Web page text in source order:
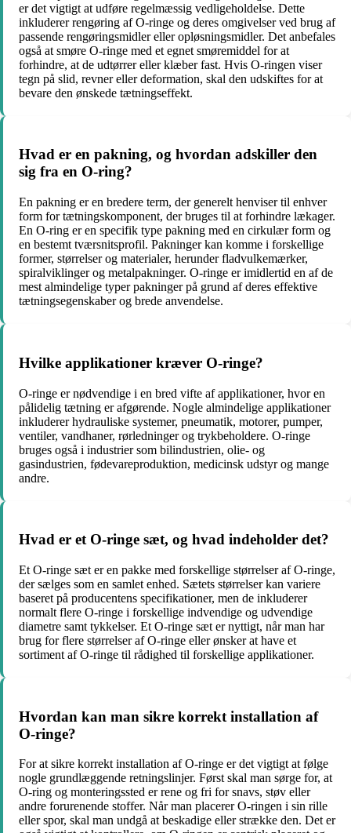
er det vigtigt at udføre regelmæssig vedligeholdelse. Dette
inkluderer rengøring af O-ringe og deres omgivelser ved brug af
passende rengøringsmidler eller opløsningsmidler. Det anbefales
også at smøre O-ringe med et egnet smøremiddel for at
forhindre, at de udtørrer eller klæber fast. Hvis O-ringen viser
tegn på slid, revner eller deformation, skal den udskiftes for at
bevare den ønskede tætningseffekt.
Hvad er en pakning, og hvordan adskiller den
sig fra en O-ring?
En pakning er en bredere term, der generelt henviser til enhver
form for tætningskomponent, der bruges til at forhindre lækager.
En O-ring er en specifik type pakning med en cirkulær form og
en bestemt tværsnitsprofil. Pakninger kan komme i forskellige
former, størrelser og materialer, herunder fladvulkemærker,
spiralviklinger og metalpakninger. O-ringe er imidlertid en af de
mest almindelige typer pakninger på grund af deres effektive
tætningsegenskaber og brede anvendelse.
Hvilke applikationer kræver O-ringe?
O-ringe er nødvendige i en bred vifte af applikationer, hvor en
pålidelig tætning er afgørende. Nogle almindelige applikationer
inkluderer hydrauliske systemer, pneumatik, motorer, pumper,
ventiler, vandhaner, rørledninger og trykbeholdere. O-ringe
bruges også i industrier som bilindustrien, olie- og
gasindustrien, fødevareproduktion, medicinsk udstyr og mange
andre.
Hvad er et O-ringe sæt, og hvad indeholder det?
Et O-ringe sæt er en pakke med forskellige størrelser af O-ringe,
der sælges som en samlet enhed. Sætets størrelser kan variere
baseret på producentens specifikationer, men de inkluderer
normalt flere O-ringe i forskellige indvendige og udvendige
diametre samt tykkelser. Et O-ringe sæt er nyttigt, når man har
brug for flere størrelser af O-ringe eller ønsker at have et
sortiment af O-ringe til rådighed til forskellige applikationer.
Hvordan kan man sikre korrekt installation af
O-ringe?
For at sikre korrekt installation af O-ringe er det vigtigt at følge
nogle grundlæggende retningslinjer. Først skal man sørge for, at
O-ring og monteringssted er rene og fri for snavs, støv eller
andre forurenende stoffer. Når man placerer O-ringen i sin rille
eller spor, skal man undgå at beskadige eller strække den. Det er